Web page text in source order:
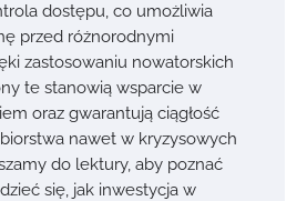
dostępu, co umożliwia
przed różnorodnymi
zastosowaniu nowatorskich
te stanowią wsparcie w
oraz gwarantują ciągłość
nawet w kryzysowych
do lektury, aby poznać
się, jak inwestycja w